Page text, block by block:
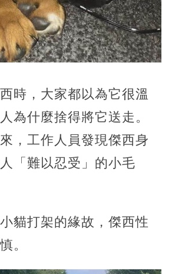
時，大家都以為它很溫
為什麼捨得將它送走。
，工作人員發現傑西身
「難以忍受」的小毛
貓打架的緣故，傑西性
。